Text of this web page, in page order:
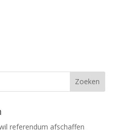
referendum afschaffen